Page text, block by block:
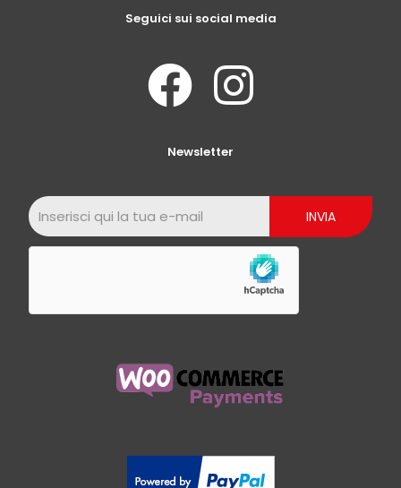
Seguici sui social media
Newsletter